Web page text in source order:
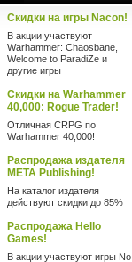
Скидки на игры Nacon!
В акции участвуют
Warhammer: Chaosbane,
Welcome to ParadiZe и
другие игры
Скидки на Warhammer
40,000: Rogue Trader!
Отличная CRPG по
Warhammer 40,000!
Распродажа издателя
META Publishing!
На каталог издателя
действуют скидки до 85%
Распродажа Hello
Games!
В акции участвуют игры No